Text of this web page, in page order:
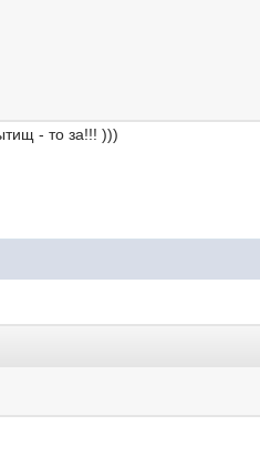
- то за!!! )))